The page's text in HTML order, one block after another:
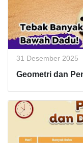
31 Desember 2025
Geometri dan